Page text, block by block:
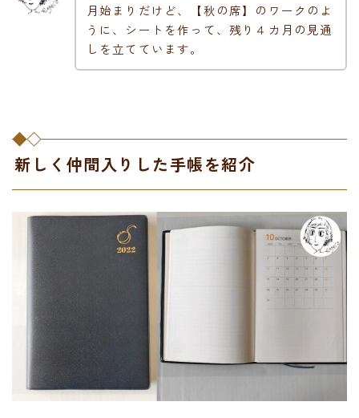
月始まりだけど、【秋の席】のワークのよ
うに、シートを作って、残り４カ月の見通
しを立てています。
新しく仲間入りした手帳を紹介